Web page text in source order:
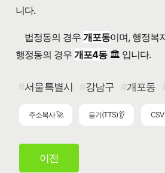
니다.
법정동의 경우 개포동이며, 행정복
행정동의 경우 개포4동🏛️ 입니다.
서울특별시 강남구 개포동
주소복사 🚀 듣기(TTS) 👂
이전